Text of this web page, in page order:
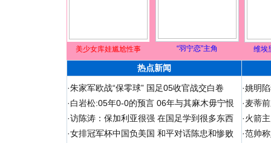
美少女库娃尴尬性事 “羽宁恋”主角 维埃
热点新闻
·朱家军欧战“保零球” 国足05收官战交白卷
·白岩松:05年0-0的预言 06年与其麻木毋宁恨
·访陈涛：保加利亚很强 在国足学到很多东西
·女排冠军杯中国负美国 和平对话陈忠和惨败
·姚明
·麦蒂
·火箭
·范帅